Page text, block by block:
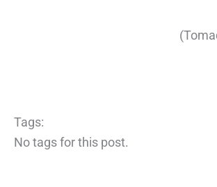
Tags:
No tags for this post.